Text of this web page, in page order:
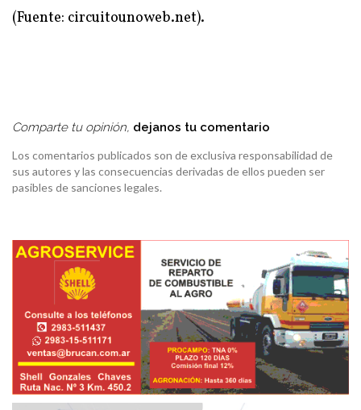
(Fuente: circuitounoweb.net).
Comparte tu opinión, dejanos tu comentario
Los comentarios publicados son de exclusiva responsabilidad de
sus autores y las consecuencias derivadas de ellos pueden ser
pasibles de sanciones legales.